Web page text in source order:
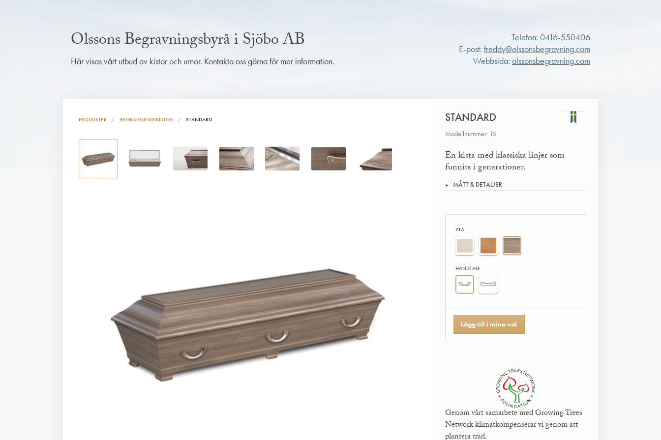
Olssons Begravningsbyrå i Sjöbo AB
Här visas vårt utbud av kistor och urnor. Kontakta oss gärna för mer information.
Telefon: 0416-550406
E-post: freddy@olssonsbegravning.com
Webbsida: olssonsbegravning.com
PRODUKTER BEGRAVNINGSKISTOR STANDARD STANDARD
Modellnummer: 15
En kista med klassiska linjer som
funnits i generationer.
MÅTT & DETALJER
YTA
HANDTAG
Lägg till i mina val
Genom vårt samarbete med Growing Trees
Network klimatkompenserar vi genom att
plantera träd.